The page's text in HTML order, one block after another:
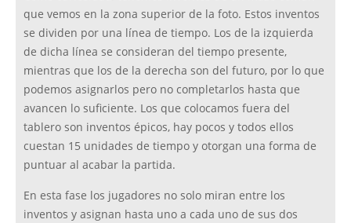
que vemos en la zona superior de la foto. Estos inventos
se dividen por una línea de tiempo. Los de la izquierda
de dicha línea se consideran del tiempo presente,
mientras que los de la derecha son del futuro, por lo que
podemos asignarlos pero no completarlos hasta que
avancen lo suficiente. Los que colocamos fuera del
tablero son inventos épicos, hay pocos y todos ellos
cuestan 15 unidades de tiempo y otorgan una forma de
puntuar al acabar la partida.
En esta fase los jugadores no solo miran entre los
inventos y asignan hasta uno a cada uno de sus dos